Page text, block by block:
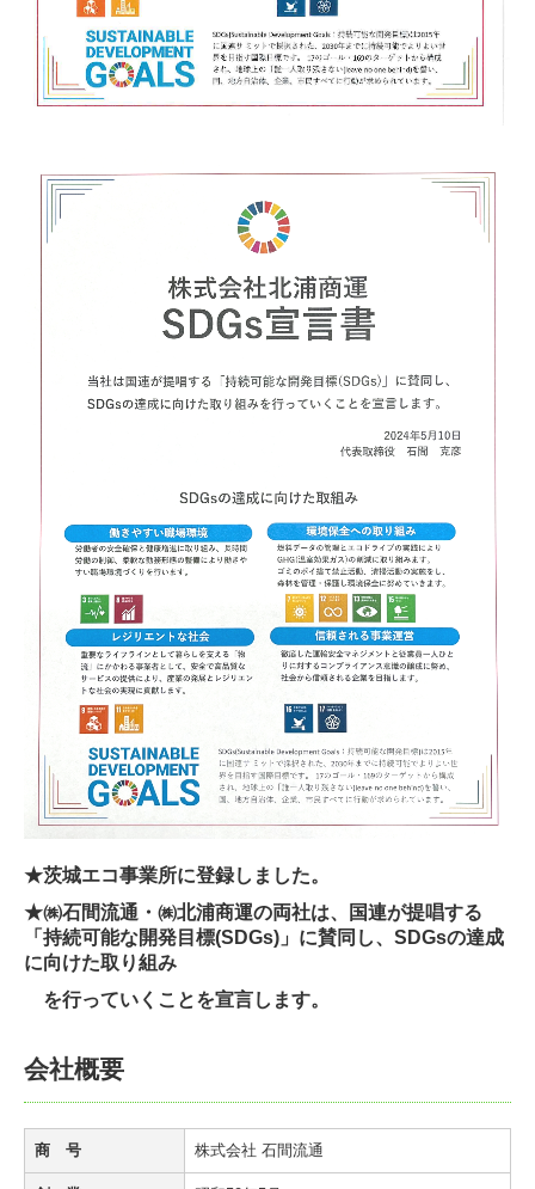
★茨城エコ事業所に登録しました。
★㈱石間流通・㈱北浦商運の両社は、国連が提唱する
「持続可能な開発目標(SDGs)」に賛同し、SDGsの達成
に向けた取り組み
を行っていくことを宣言します。
会社概要
商 号 株式会社 石間流通